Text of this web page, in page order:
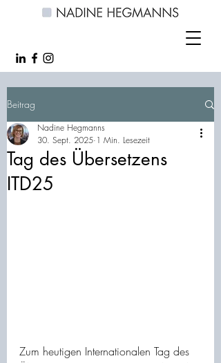
Beitrag
Tag des Übersetzens
ITD25
Nadine Hegmanns
30. Sept. 2025 1 Min. Lesezeit
Zum heutigen Internationalen Tag des